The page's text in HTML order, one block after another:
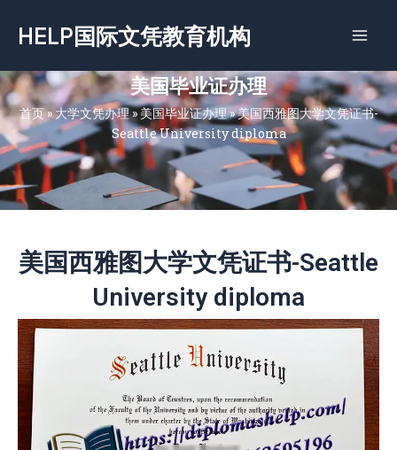
容
HELP国际文凭教育机构
美国毕业证办理
首页»大学文凭办理»美国毕业证办理»美国西雅图大学文凭证书-
Seattle University diploma
美国西雅图大学文凭证书-Seattle
University diploma